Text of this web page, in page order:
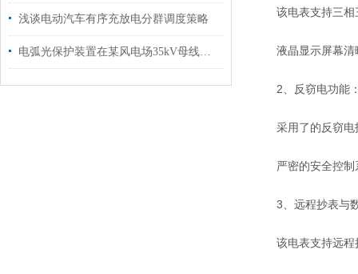
浅谈电动汽车有序充放电分群调度策略
电弧光保护装置在某风电场35kV母线的应用
该电表支持三相三
液晶显示屏幕清
2、反窃电功能
采用了的反窃电技
严密的安全控制
3、远程抄表与
该电表支持远程抄